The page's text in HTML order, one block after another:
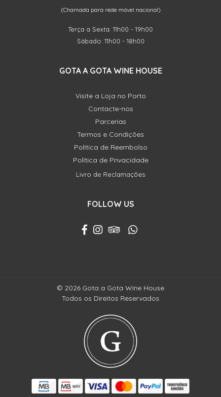
(Chamada para rede móvel nacional)
Terça a Sexta: 11h00 - 19h00
Sábado: 11h00 - 18h00
GOTA A GOTA WINE HOUSE
Visite a Loja no Porto
Contacte-nos
Parcerias
Termos e Condições
Política de Reembolso
Política de Privacidade
Livro de Reclamações
FOLLOW US
© 2026 Gota a Gota Wine House
Todos os Direitos Reservados